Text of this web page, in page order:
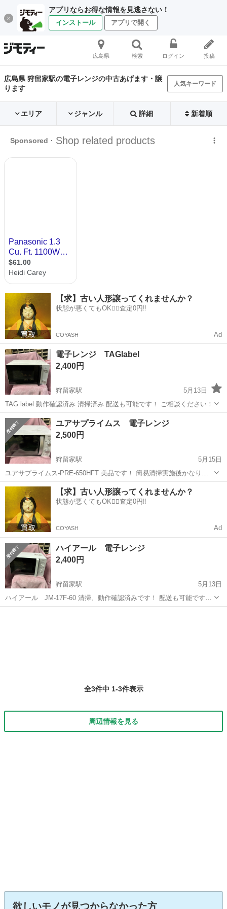
アプリならお得な情報を見逃さない！
インストール アプリで開く
広島県 検索 ログイン 投稿
広島県 狩留家駅の電子レンジの中古あげます・譲
ります
人気キーワード
エリア ジャンル 詳細 新着順
【求】古い人形譲ってくれませんか？
状態が悪くてもOK🙆‍♀️査定0円‼️
COYASH Ad
電子レンジ TAGlabel
2,400円
狩留家駅
5月13日
TAG label 動作確認済み 清掃済み 配送も可能です！ ご相談ください！
広島 広島市 狩留家駅 キッチン家電
ユアサプライムス 電子レンジ
2,500円
狩留家駅
5月15日
ユアサプライムス-PRE-650HFT 美品です！ 簡易清掃実施後かなり綺
麗になりました！ 動作確認済みです！ 配送も可能です！ ご相談くだ
さい！
広島 広島市 狩留家駅 キッチン家電 HFT
【求】古い人形譲ってくれませんか？
状態が悪くてもOK🙆‍♀️査定0円‼️
COYASH Ad
ハイアール 電子レンジ
2,400円
狩留家駅
5月13日
ハイアール JM-17F-60 清掃、動作確認済みです！ 配送も可能です！
(別途配送料が必要です) ご相談ください！ ご相談ください！
全3件中 1-3件表示
周辺情報を見る
欲しいモノが見つからなかった方